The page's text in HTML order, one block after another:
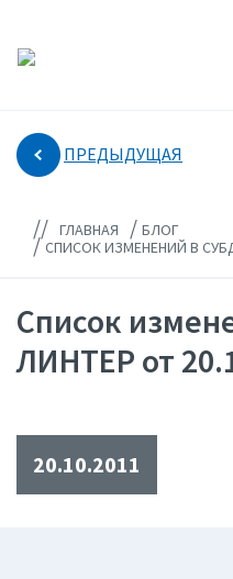
ПРЕДЫДУЩАЯ
// ГЛАВНАЯ / БЛОГ
/СПИСОК ИЗМЕНЕНИЙ В
Список
ЛИНТЕР от
20.10.2011